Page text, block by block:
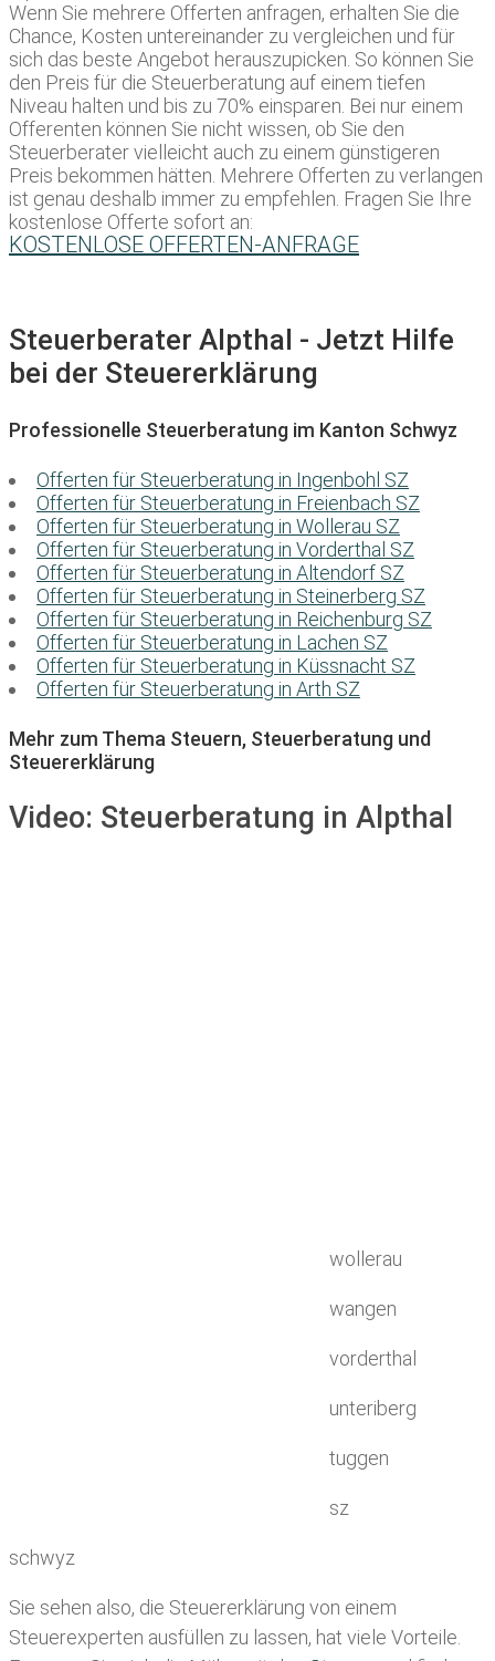
Wenn Sie mehrere Offerten anfragen, erhalten Sie die
Chance, Kosten untereinander zu vergleichen und für
sich das beste Angebot herauszupicken. So können Sie
den Preis für die Steuerberatung auf einem tiefen
Niveau halten und bis zu 70% einsparen. Bei nur einem
Offerenten können Sie nicht wissen, ob Sie den
Steuerberater vielleicht auch zu einem günstigeren
Preis bekommen hätten. Mehrere Offerten zu verlangen
ist genau deshalb immer zu empfehlen. Fragen Sie Ihre
kostenlose Offerte sofort an:
KOSTENLOSE OFFERTEN-ANFRAGE
Steuerberater Alpthal - Jetzt Hilfe
bei der Steuererklärung
Professionelle Steuerberatung im Kanton Schwyz
Offerten für Steuerberatung in Ingenbohl SZ
Offerten für Steuerberatung in Freienbach SZ
Offerten für Steuerberatung in Wollerau SZ
Offerten für Steuerberatung in Vorderthal SZ
Offerten für Steuerberatung in Altendorf SZ
Offerten für Steuerberatung in Steinerberg SZ
Offerten für Steuerberatung in Reichenburg SZ
Offerten für Steuerberatung in Lachen SZ
Offerten für Steuerberatung in Küssnacht SZ
Offerten für Steuerberatung in Arth SZ
Mehr zum Thema Steuern, Steuerberatung und
Steuererklärung
Video: Steuerberatung in Alpthal
wollerau
wangen
vorderthal
unteriberg
tuggen
sz
schwyz
Sie sehen also, die Steuererklärung von einem
Steuerexperten ausfüllen zu lassen, hat viele Vorteile.